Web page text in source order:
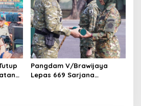
Pangdam V/Brawijaya
Lepas 669 Sarjana